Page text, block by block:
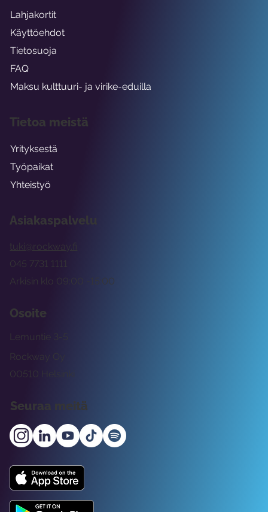
Asiakaspalvelu
tuki@rockway.fi
Arkisin klo 09:00 -15:00
045 7731 1111
Osoite
Rockway Oy
Lemuntie 3-5
00510 Helsinki
Seuraa meitä
Lahjakortit
Käyttöehdot
Tietosuoja
FAQ
Maksu kulttuuri- ja virike-eduilla
Tietoa meistä
Yrityksestä
Työpaikat
Yhteistyö